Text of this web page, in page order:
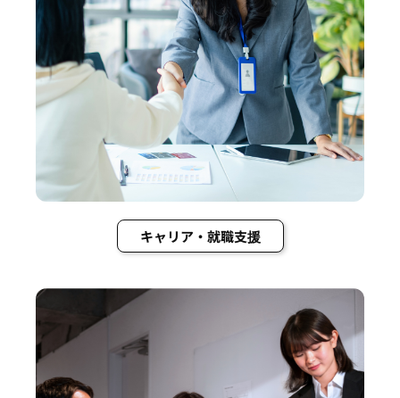
キャリア・就職支援